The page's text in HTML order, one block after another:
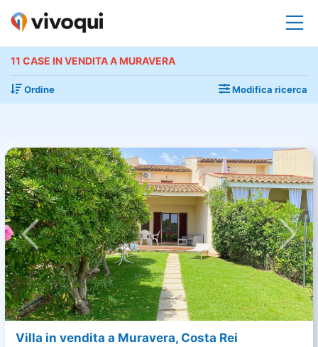
11 CASE IN VENDITA A MURAVERA
Ordine Modifica ricerca
Villa in vendita a Muravera, Costa Rei